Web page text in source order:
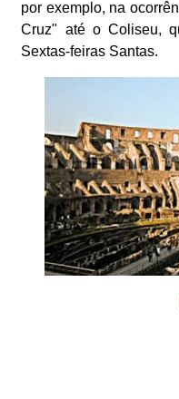
por exemplo, na
Cruz" até o Coliseu,
Sextas-feiras Santas.